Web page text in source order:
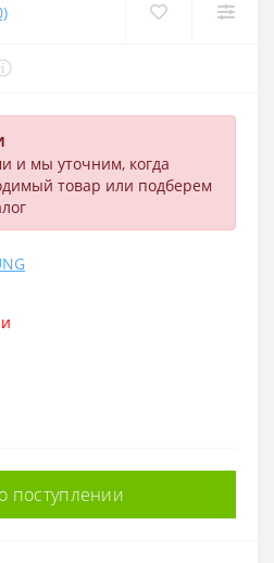
и мы уточним, когда
товар или подберем
поступлении